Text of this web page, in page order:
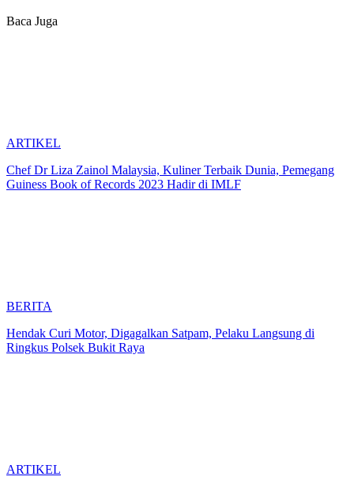
Baca Juga
ARTIKEL
Chef Dr Liza Zainol Malaysia, Kuliner Terbaik Dunia, Pemegang
Guiness Book of Records 2023 Hadir di IMLF
BERITA
Hendak Curi Motor, Digagalkan Satpam, Pelaku Langsung di
Ringkus Polsek Bukit Raya
ARTIKEL